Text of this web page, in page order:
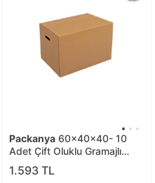
Packanya 60x40x40- 10
Adet Çift Oluklu Gramajlı
Koliler 10 Adet
1.593 TL